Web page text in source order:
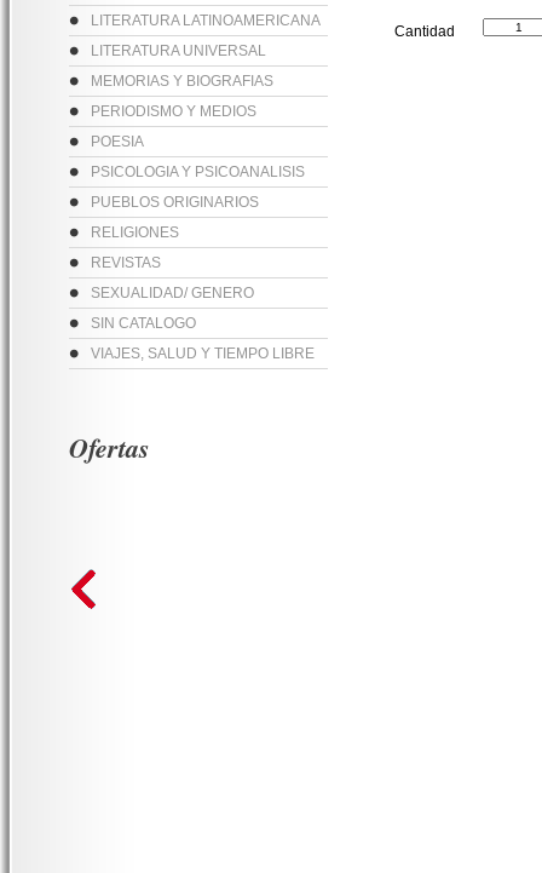
LITERATURA LATINOAMERICANA
LITERATURA UNIVERSAL
MEMORIAS Y BIOGRAFIAS
PERIODISMO Y MEDIOS
POESIA
PSICOLOGIA Y PSICOANALISIS
PUEBLOS ORIGINARIOS
RELIGIONES
REVISTAS
SEXUALIDAD/ GENERO
SIN CATALOGO
VIAJES, SALUD Y TIEMPO LIBRE
Cantidad
Ofertas